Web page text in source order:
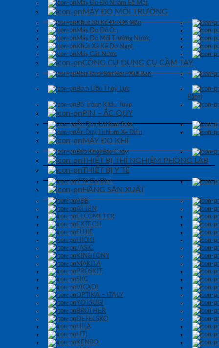
Máy Đo Độ Nhám Bề Mặt
MÁY ĐO MÔI TRƯỜNG
Khúc Xạ Kế Đo Độ Mặn
Máy Đo Độ Ồn
Máy Đo Môi Trường Nước
Khúc Xạ Kế Đo Ngọt
Máy Cất Nước
CÔNG CỤ DỤNG CỤ CẦM TAY
Ren Taro-Bàn Ren-Mũi Ren
Bơm Dầu Thuỷ Lực
Răng)
Bộ Tròng Khẩu Tuýp
PIN – ẮC QUY
Ắc Quy Lithium Solar
Ắc Quy Lithium Xe Điện
MÁY ĐO KHÍ
Báo Khói Báo Cháy
THIẾT BỊ THÍ NGHIỆM PHÒNG LAB
THIẾT BỊ Y TẾ
Y Tế Gia Đình
HÃNG SẢN XUẤT
ABB
ATTEN
ELCOMETER
EXTECH
FUJIE
HIOKI
JASIC
KINGTONY
MAKITA
PROSKIT
SKC
VICADI
OPTIKA – ITALY
YOTSUGI
BROTHER
DEFELSKO
HILA
HTI
KENBO